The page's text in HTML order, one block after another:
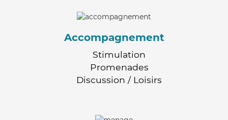
Accompagnement
Stimulation
Promenades
Discussion / Loisirs